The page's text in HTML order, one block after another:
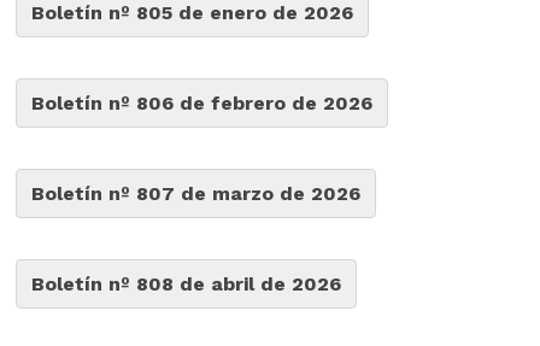
Boletín nº 805 de enero de 2026
Boletín nº 806 de febrero de 2026
Boletín nº 807 de marzo de 2026
Boletín nº 808 de abril de 2026